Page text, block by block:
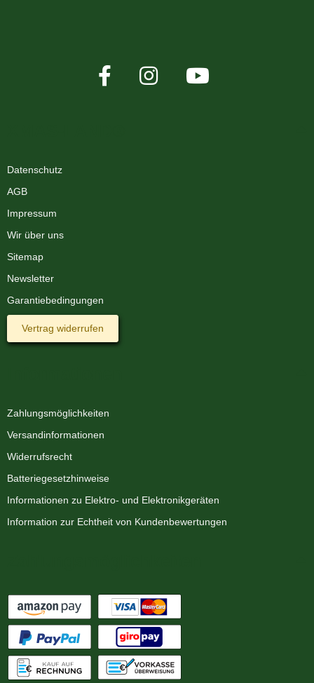
Datenschutz
AGB
Impressum
Wir über uns
Sitemap
Newsletter
Garantiebedingungen
Vertrag widerrufen
Zahlungsmöglichkeiten
Versandinformationen
Widerrufsrecht
Batteriegesetzhinweise
Informationen zu Elektro- und Elektronikgeräten
Information zur Echtheit von Kundenbewertungen